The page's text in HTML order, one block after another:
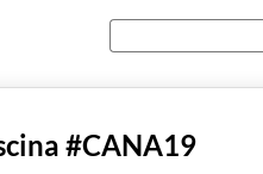
#CANA19